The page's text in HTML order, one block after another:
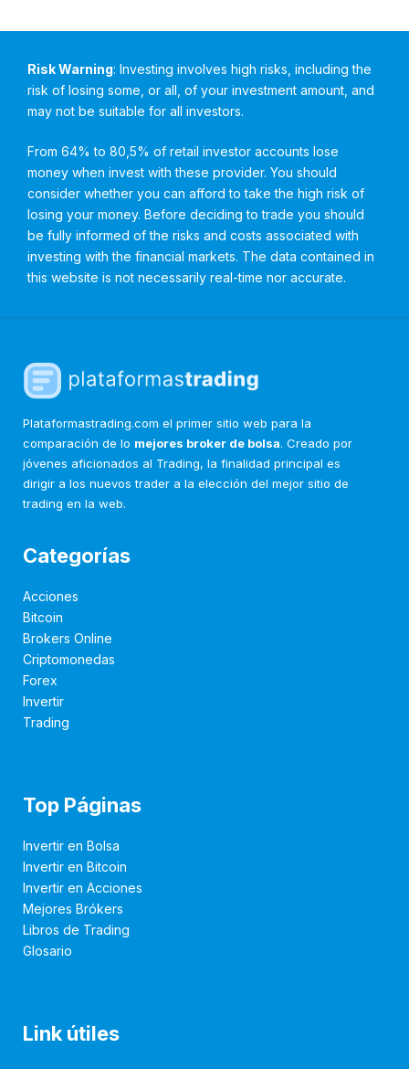
Risk Warning: Investing involves high risks, including the
risk of losing some, or all, of your investment amount, and
may not be suitable for all investors.
From 64% to 80,5% of retail investor accounts lose
money when invest with these provider. You should
consider whether you can afford to take the high risk of
losing your money. Before deciding to trade you should
be fully informed of the risks and costs associated with
investing with the financial markets. The data contained in
this website is not necessarily real-time nor accurate.
Plataformastrading.com el primer sitio web para la
comparación de lo mejores broker de bolsa. Creado por
jóvenes aficionados al Trading, la finalidad principal es
dirigir a los nuevos trader a la elección del mejor sitio de
trading en la web.
Categorías
Acciones
Bitcoin
Brokers Online
Criptomonedas
Forex
Invertir
Trading
Top Páginas
Invertir en Bolsa
Invertir en Bitcoin
Invertir en Acciones
Mejores Brókers
Libros de Trading
Glosario
Link útiles